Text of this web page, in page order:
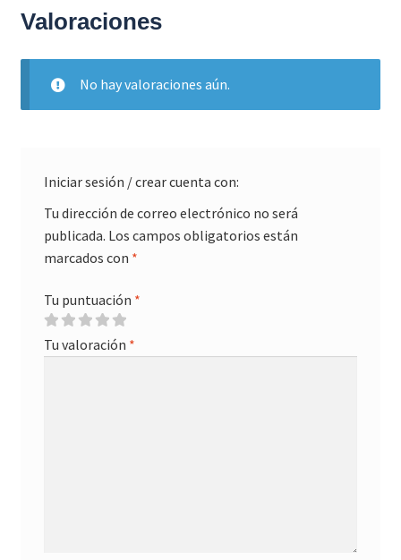
Valoraciones
No hay valoraciones aún.
Iniciar sesión / crear cuenta con:
Tu dirección de correo electrónico no será
publicada. Los campos obligatorios están
marcados con *
Tu puntuación *
Tu valoración *